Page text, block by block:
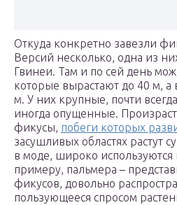
Откуда конкретно завезли
Версий несколько, одна из
Гвинеи. Там и по сей день
которые вырастают до 40 м, а
м. У них крупные, почти
иногда опущенные.
фикусы, побеги которых
засушливых областях растут
в моде, широко
примеру, пальмера –
фикусов, довольно
пользующееся спросом